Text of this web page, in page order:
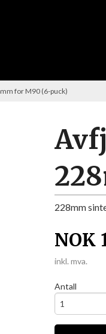
for M90 (6-puck)
228mm
NOK
inkl. mva.
Antall